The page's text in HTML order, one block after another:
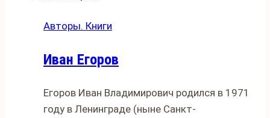
Авторы. Книги
Иван Егоров
Егоров Иван Владимирович родился в 1971
году в Ленинграде (ныне Санкт-